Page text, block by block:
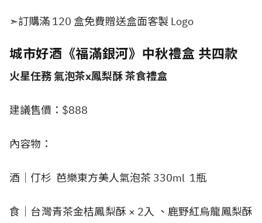
➣訂購滿 120 盒免費贈送盒面客製 Logo
城市好酒《福滿銀河》中秋禮盒 共四款
火星任務 氣泡茶x鳳梨酥 茶食禮盒
建議售價：$888
內容物：
酒｜仃杉 芭樂東方美人氣泡茶 330ml 1瓶
食｜台灣青茶金桔鳳梨酥 × 2入 、鹿野紅烏龍鳳梨酥